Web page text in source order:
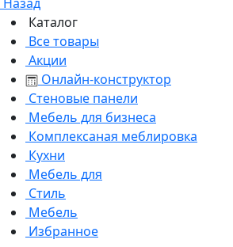
Каталог
Все товары
Акции
Онлайн-конструктор
Стеновые панели
Мебель для бизнеса
Комплексаная меблировка
Кухни
Мебель для
Стиль
Мебель
Избранное